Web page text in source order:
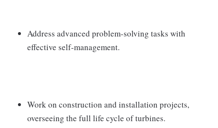
Address advanced problem-solving tasks with
effective self-management.
Work on construction and installation projects,
overseeing the full life cycle of turbines.